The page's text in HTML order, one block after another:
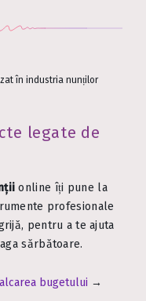
în industria nunților
legate de
online îți pune la
profesionale
pentru a te ajuta
sărbătoare.
bugetului →